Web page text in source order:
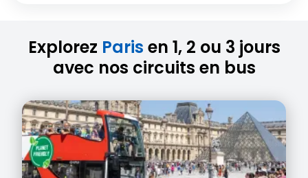
Explorez Paris en 1, 2 ou 3 jours
avec nos circuits en bus